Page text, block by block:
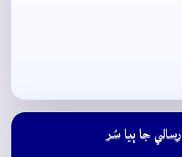
رسالي جا ٻيا سُر